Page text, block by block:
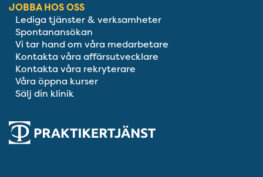
JOBBA HOS OSS
Lediga tjänster & verksamheter
Spontanansökan
Vi tar hand om våra medarbetare
Kontakta våra affärsutvecklare
Kontakta våra rekryterare
Våra öppna kurser
Sälj din klinik